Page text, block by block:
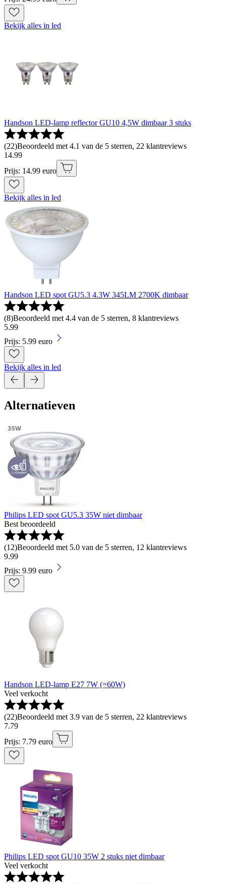
Bekijk alles in led
Handson LED-lamp reflector GU10 4,5W dimbaar 3 stuks
(22)Beoordeeld met 4.1 van de 5 sterren, 22 klantreviews
14.99
Prijs: 14.99 euro
Bekijk alles in led
Handson LED spot GU5.3 4.3W 345LM 2700K dimbaar
(8)Beoordeeld met 4.4 van de 5 sterren, 8 klantreviews
5.99
Prijs: 5.99 euro
Bekijk alles in led
Alternatieven
Philips LED spot GU5.3 35W niet dimbaar
Best beoordeeld
(12)Beoordeeld met 5.0 van de 5 sterren, 12 klantreviews
9.99
Prijs: 9.99 euro
Handson LED-lamp E27 7W (=60W)
Veel verkocht
(22)Beoordeeld met 3.9 van de 5 sterren, 22 klantreviews
7.79
Prijs: 7.79 euro
Philips LED spot GU10 35W 2 stuks niet dimbaar
Veel verkocht